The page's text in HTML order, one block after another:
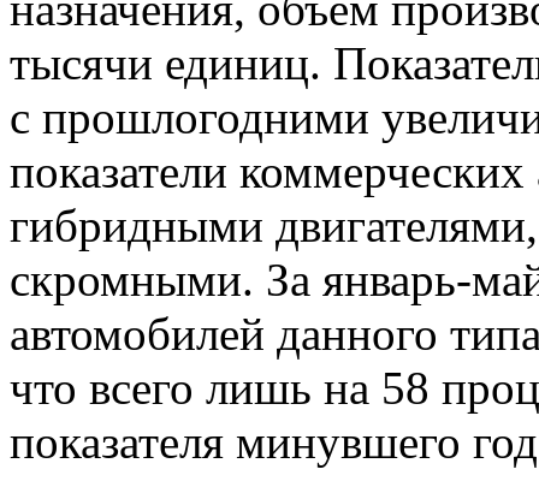
тысячи единиц.
с прошлогодними
показатели
гибридными
скромными. За январь-
автомобилей данного
что всего лишь на 58
показателя минувшего